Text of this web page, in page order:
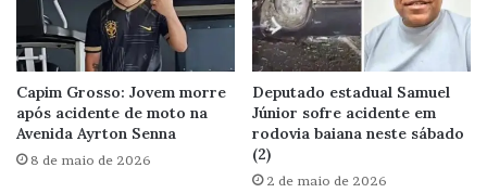
Capim Grosso: Jovem morre
após acidente de moto na
Avenida Ayrton Senna
8 de maio de 2026
Deputado estadual Samuel
Júnior sofre acidente em
rodovia baiana neste sábado
(2)
2 de maio de 2026